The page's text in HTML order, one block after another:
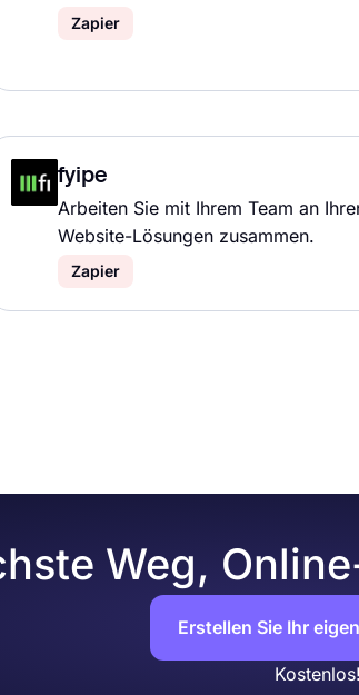
Zapier
fyipe
Arbeiten Sie mit Ihrem Team an
Website-Lösungen zusammen.
Zapier
Weg,
Erstellen Sie Ihr
Kostenlos!